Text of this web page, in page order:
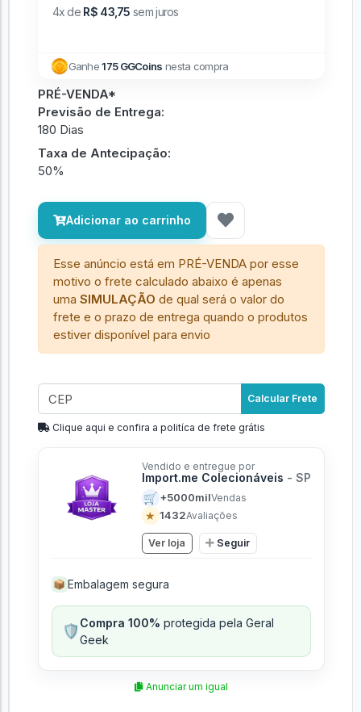
4x de R$ 43,75 sem juros
Ganhe175 GGCoins nesta compra
PRÉ-VENDA*
Previsão de Entrega:
180 Dias
Taxa de Antecipação:
50%
Adicionar ao carrinho
Esse anúncio está em PRÉ-VENDA por esse
motivo o frete calculado abaixo é apenas
umaSIMULAÇÃO de qual será o valor do
frete e o prazo de entrega quando o produtos
estiver disponível para envio
Calcular Frete
Clique aqui e confira a politíca de frete grátis
Vendido e entregue por
Import.me Colecionáveis - SP
🛒 +5000milVendas
★ 1432Avaliações
Ver loja Seguir
📦 Embalagem segura
🛡️Compra 100% protegida pela Geral
Geek
Anunciar um igual